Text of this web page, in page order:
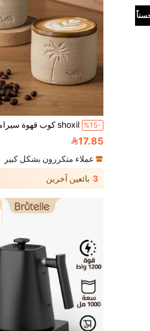
%15-
17.85
عملاء متكررون بشكل كبير
3 بائعين آخرين